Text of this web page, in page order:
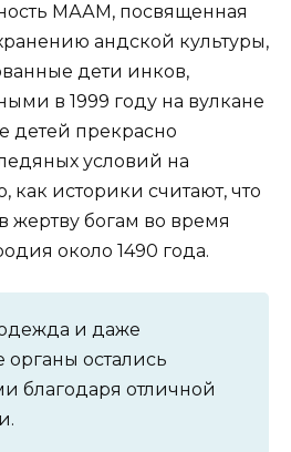
МААМ, посвященная
андской культуры,
дети инков,
в 1999 году на вулкане
детей прекрасно
условий на
как историки считают, что
жертву богам во время
около 1490 года.
и даже
органы остались
благодаря отличной